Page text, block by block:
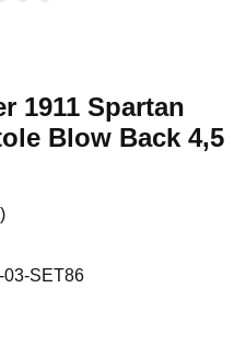
1911 Spartan
Blow Back 4,5
03-SET86